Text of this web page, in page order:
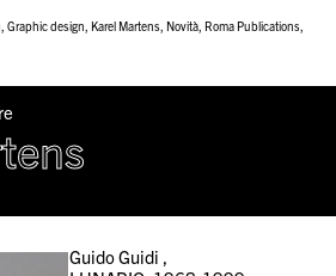
,Graphic design, Karel Martens, Novità, Roma Publications,
Guido Guidi ,